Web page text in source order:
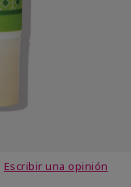
Escribir una opinión